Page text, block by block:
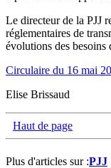
Le directeur de la PJJ
réglementaires de
évolutions des
Circulaire du 16 mai
Elise Brissaud
Haut de page
Plus d'articles sur :PJJ